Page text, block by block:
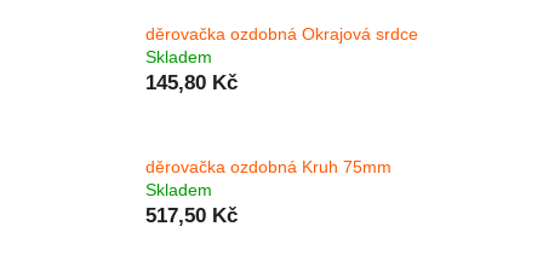
děrovačka ozdobná Okrajová srdce
Skladem
145,80 Kč
děrovačka ozdobná Kruh 75mm
Skladem
517,50 Kč